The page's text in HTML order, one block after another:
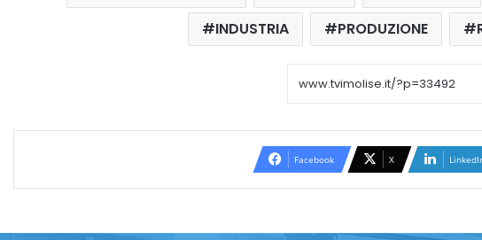
INDUSTRIA
PRODUZIONE
Facebook X